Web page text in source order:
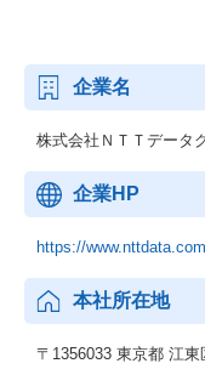
企業名
株式会社ＮＴＴデータ
企業HP
https://
本社所在地
〒1356033 東京都 江